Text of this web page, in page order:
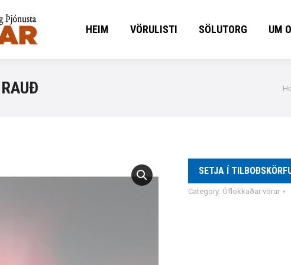
HEIM VÖRULISTI SÖLUTORG UM
SETJA Í
Category: Óflokkaðar vörur